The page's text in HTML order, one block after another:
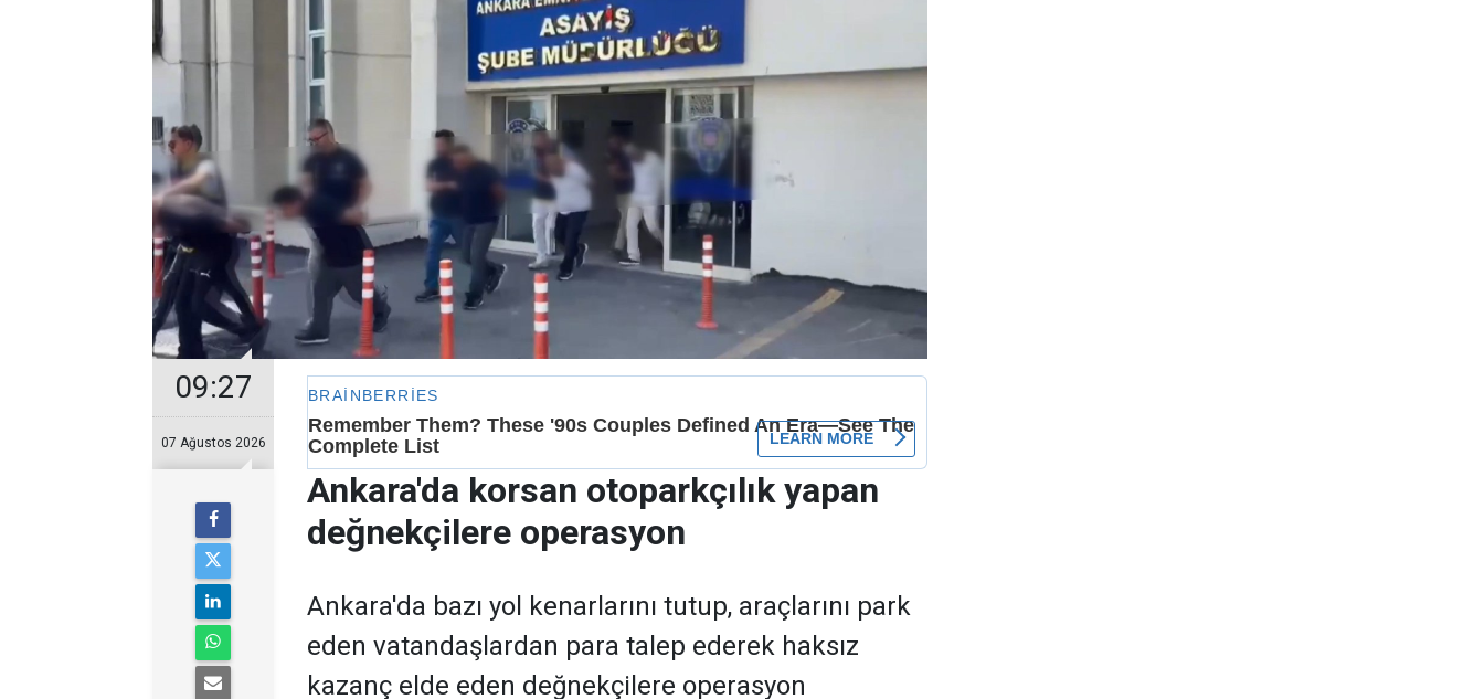
09:27
07 Ağustos 2026
Ankara'da korsan otoparkçılık yapan
değnekçilere operasyon
Ankara'da bazı yol kenarlarını tutup, araçlarını park
eden vatandaşlardan para talep ederek haksız
kazanç elde eden değnekçilere operasyon